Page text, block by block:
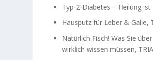
Typ-2-Diabetes – Heilung
Hausputz für Leber & Galle,
Natürlich Fisch! Was Sie
wirklich wissen müssen,